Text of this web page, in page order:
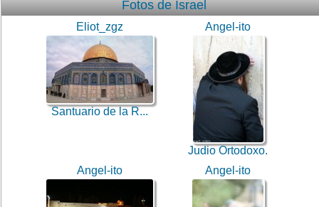
Fotos de Israel
Eliot_zgz
Santuario de la R...
Angel-ito
Judio Ortodoxo.
Angel-ito
Angel-ito